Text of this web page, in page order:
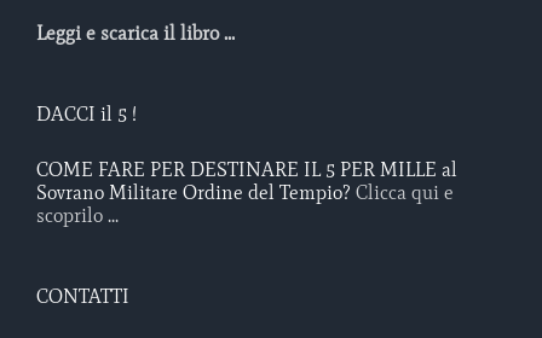
Leggi e scarica il libro ...
DACCI il 5 !
COME FARE PER DESTINARE IL 5 PER MILLE al
Sovrano Militare Ordine del Tempio? Clicca qui e
scoprilo ...
CONTATTI